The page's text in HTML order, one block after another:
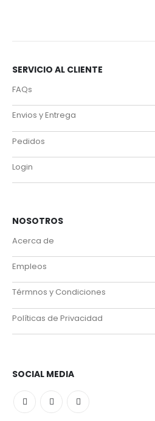
SERVICIO AL CLIENTE
FAQs
Envios y Entrega
Pedidos
Login
NOSOTROS
Acerca de
Empleos
Térmnos y Condiciones
Políticas de Privacidad
SOCIAL MEDIA